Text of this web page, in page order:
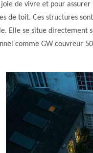
de vivre et pour
de toit. Ces structures
Elle se situe directement
comme GW couvreur